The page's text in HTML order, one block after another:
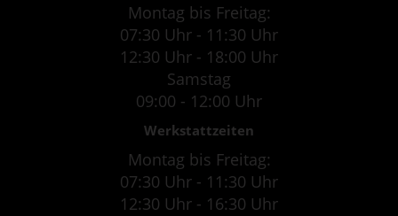
Montag bis Freitag:
07:30 Uhr - 11:30 Uhr
12:30 Uhr - 18:00 Uhr
Samstag
09:00 - 12:00 Uhr
Werkstattzeiten
Montag bis Freitag:
07:30 Uhr - 11:30 Uhr
12:30 Uhr - 16:30 Uhr